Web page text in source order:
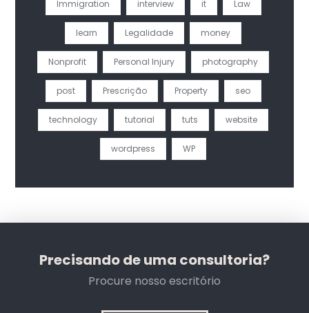
Immigration interview it Law
learn Legalidade money
Nonprofit Personal Injury photography
post Prescrição Property seo
technology tutorial tuts website
wordpress WP
Precisando de uma consultoria?
Procure nosso escritório